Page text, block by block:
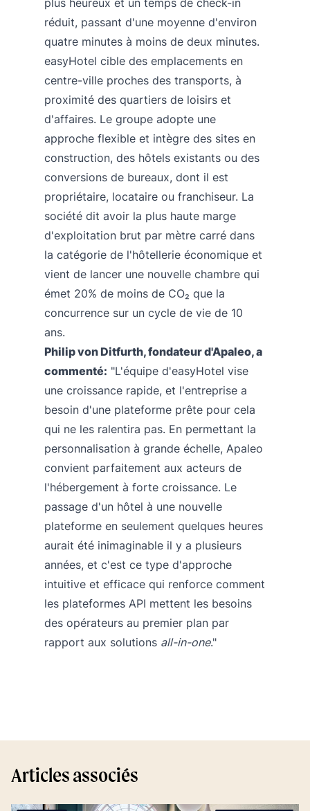
réduit, passant d'une moyenne d'environ
quatre minutes à moins de deux minutes.
easyHotel cible des emplacements en
centre-ville proches des transports, à
proximité des quartiers de loisirs et
d'affaires. Le groupe adopte une
approche flexible et intègre des sites en
construction, des hôtels existants ou des
conversions de bureaux, dont il est
propriétaire, locataire ou franchiseur. La
société dit avoir la plus haute marge
d'exploitation brut par mètre carré dans
la catégorie de l'hôtellerie économique et
vient de lancer une nouvelle chambre qui
émet 20% de moins de CO₂ que la
concurrence sur un cycle de vie de 10
ans.
Philip von Ditfurth, fondateur d'Apaleo, a
commenté: "L'équipe d'easyHotel vise
une croissance rapide, et l'entreprise a
besoin d'une plateforme prête pour cela
qui ne les ralentira pas. En permettant la
personnalisation à grande échelle, Apaleo
convient parfaitement aux acteurs de
l'hébergement à forte croissance. Le
passage d'un hôtel à une nouvelle
plateforme en seulement quelques heures
aurait été inimaginable il y a plusieurs
années, et c'est ce type d'approche
intuitive et efficace qui renforce comment
les plateformes API mettent les besoins
des opérateurs au premier plan par
rapport aux solutions all-in-one."
Articles associés